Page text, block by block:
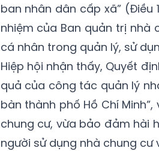
ban nhân dân cấp xã” (Điều
nhiệm của Ban quản trị nhà
cá nhân trong quản lý, sử
Hiệp hội nhận thấy, Quyết
quả của công tác quản lý
bàn thành phố Hồ Chí
chung cư, vừa bảo đảm hài
người sử dụng nhà chung cư